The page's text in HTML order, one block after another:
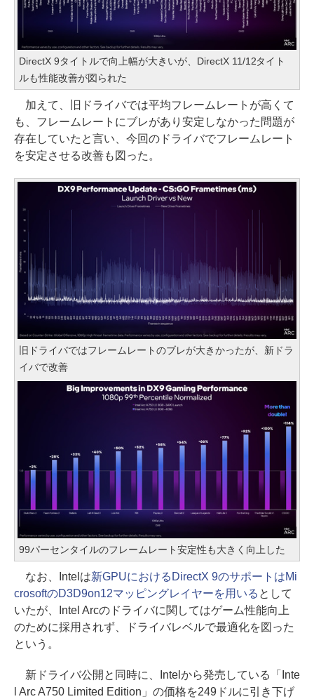
DirectX 9タイトルで向上幅が大きいが、DirectX 11/12タイト
ルも性能改善が図られた
加えて、旧ドライバでは平均フレームレートが高くて
も、フレームレートにブレがあり安定しなかった問題が
存在していたと言い、今回のドライバでフレームレート
を安定させる改善も図った。
旧ドライバではフレームレートのブレが大きかったが、新ドラ
イバで改善
99パーセンタイルのフレームレート安定性も大きく向上した
なお、Intelは新GPUにおけるDirectX 9のサポートはMi
crosoftのD3D9on12マッピングレイヤーを用いる として
いたが、Intel Arcのドライバに関してはゲーム性能向上
のために採用されず、ドライバレベルで最適化を図った
という。
新ドライバ公開と同時に、Intelから発売している「Inte
l Arc A750 Limited Edition」の価格を249ドルに引き下げ